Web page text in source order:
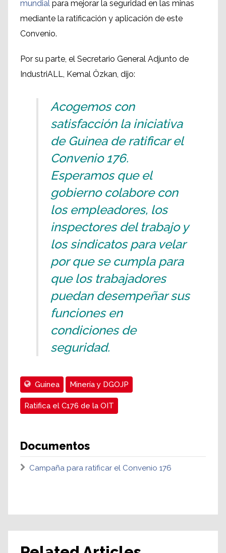
mundial para mejorar la seguridad en las minas
mediante la ratificación y aplicación de este
Convenio.
Por su parte, el Secretario General Adjunto de
IndustriALL, Kemal Özkan, dijo:
Acogemos con
satisfacción la iniciativa
de Guinea de ratificar el
Convenio 176.
Esperamos que el
gobierno colabore con
los empleadores, los
inspectores del trabajo y
los sindicatos para velar
por que se cumpla para
que los trabajadores
puedan desempeñar sus
funciones en
condiciones de
seguridad.
Guinea Minería y DGOJP
Ratifica el C176 de la OIT
Documentos
Campaña para ratificar el Convenio 176